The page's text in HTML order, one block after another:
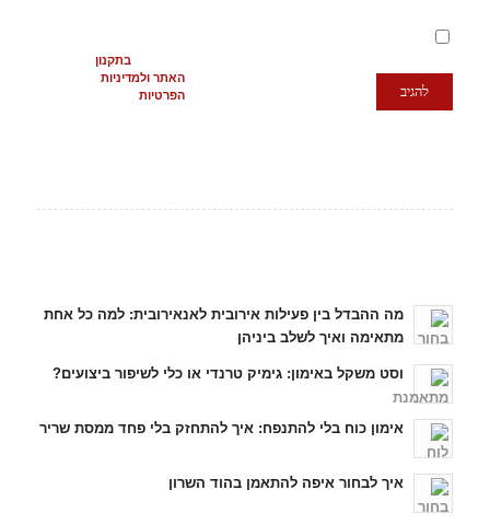
בתקנון
האתר ולמדיניות
הפרטיות
מה ההבדל בין פעילות אירובית לאנאירובית: למה כל אחת
מתאימה ואיך לשלב ביניהן
וסט משקל באימון: גימיק טרנדי או כלי לשיפור ביצועים?
אימון כוח בלי להתנפח: איך להתחזק בלי פחד ממסת שריר
איך לבחור איפה להתאמן בהוד השרון